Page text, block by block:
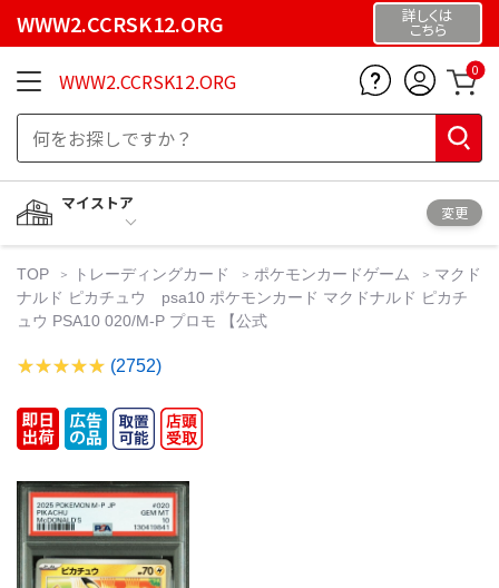
WWW2.CCRSK12.ORG 詳しくは
こちら
WWW2.CCRSK12.ORG 0
マイストア
変更
TOP トレーディングカード ポケモンカードゲーム
マクド
ナルド ピカチュウ psa10 ポケモンカード マクドナルド ピカチ
ュウ PSA10 020/M-P プロモ 【公式
(2752)